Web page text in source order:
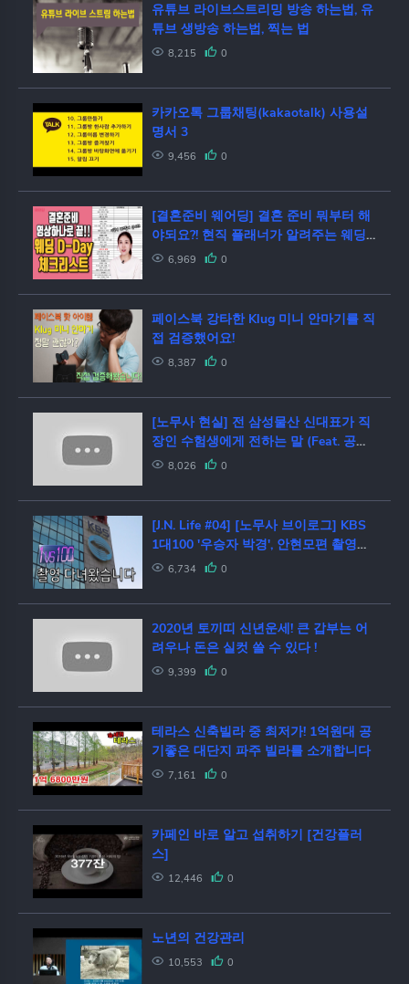
유튜브 라이브스트리밍 방송 하는법, 유
튜브 생방송 하는법, 찍는 법
8,215 0
카카오톡 그룹채팅(kakaotalk) 사용설
명서 3
9,456 0
[결혼준비 웨어딩] 결혼 준비 뭐부터 해
야되요?! 현직 플래너가 알려주는 웨딩
D-day 체크리스트
6,969 0
페이스북 강타한 Klug 미니 안마기를 직
접 검증했어요!
8,387 0
[노무사 현실] 전 삼성물산 신대표가 직
장인 수험생에게 전하는 말 (Feat. 공인
노무사 개업, 노무사 연봉, 몸값을 포함
8,026 0
[J.N. Life #04] [노무사 브이로그] KBS
1대100 '우승자 박경', 안현모편 촬영간
종로노무사들!! (Feat. 김노무사, 박노무
6,734 0
2020년 토끼띠 신년운세! 큰 갑부는 어
려우나 돈은 실컷 쓸 수 있다 !
9,399 0
테라스 신축빌라 중 최저가! 1억원대 공
기좋은 대단지 파주 빌라를 소개합니다
7,161 0
카페인 바로 알고 섭취하기 [건강플러
스]
12,446 0
노년의 건강관리
10,553 0